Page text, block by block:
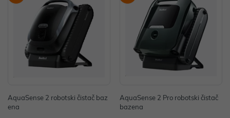
AquaSense 2 robotski čistač baz
ena
AquaSense 2 Pro robotski čistač
bazena